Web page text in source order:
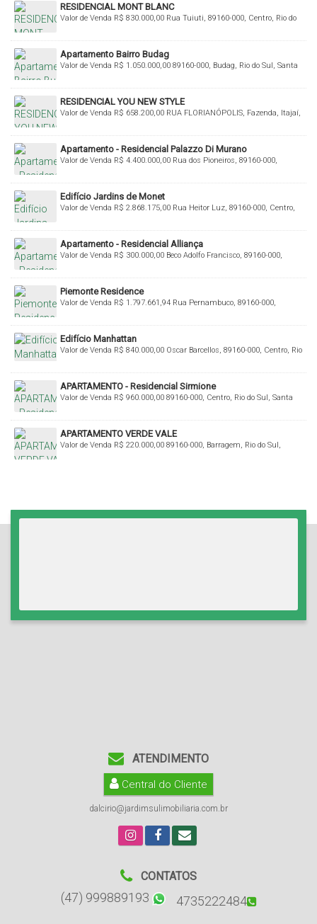
RESIDENCIAL MONT BLANC
R$ 830.000,00
Valor de Venda
Rua Tuiuti, 89160-000, Centro, Rio do
Apartamento Bairro Budag
R$ 1.050.000,00
Valor de Venda
89160-000, Budag, Rio do Sul, Santa
RESIDENCIAL YOU NEW STYLE
R$ 658.200,00
Valor de Venda
RUA FLORIANÓPOLIS, Fazenda, Itajaí,
Apartamento - Residencial Palazzo Di Murano
R$ 4.400.000,00
Valor de Venda
Rua dos Pioneiros, 89160-000,
Edifício Jardins de Monet
R$ 2.868.175,00
Valor de Venda
Rua Heitor Luz, 89160-000, Centro,
Apartamento - Residencial Alliança
R$ 300.000,00
Valor de Venda
Beco Adolfo Francisco, 89160-000,
Piemonte Residence
R$ 1.797.661,94
Valor de Venda
Rua Pernambuco, 89160-000,
Edifício Manhattan
R$ 840.000,00
Valor de Venda
Oscar Barcellos, 89160-000, Centro, Rio
APARTAMENTO - Residencial Sirmione
R$ 960.000,00
Valor de Venda
89160-000, Centro, Rio do Sul, Santa
APARTAMENTO VERDE VALE
R$ 220.000,00
Valor de Venda
89160-000, Barragem, Rio do Sul,
ATENDIMENTO
Central do Cliente
dalcirio@jardimsulimobiliaria.com.br
CONTATOS
(47) 999889193 4735222484